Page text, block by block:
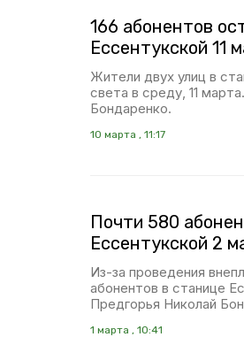
166 абонентов
Ессентукской 11
Жители двух улиц в
света в среду, 11
Бондаренко.
10 марта , 11:17
Почти 580
Ессентукской 2
Из-за проведения
абонентов в станице
Предгорья Николай
1 марта , 10:41